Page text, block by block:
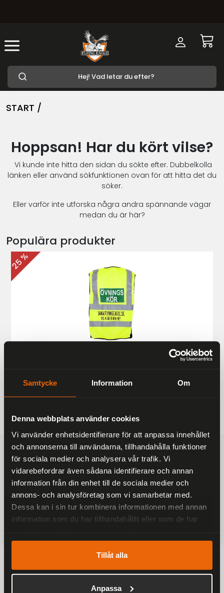
Samtycke Information Om
Denna webbplats använder cookies
Vi använder enhetsidentifierare för att anpassa innehållet
och annonserna till användarna, tillhandahålla funktioner
för sociala medier och analysera vår trafik. Vi
vidarebefordrar även sådana identifierare och annan
information från din enhet till de sociala medier och
annons- och analysföretag som vi samarbetar med.
Dessa kan i sin tur kombinera informationen med annan
information som du har tillhandahållit eller som de har
Tillåt alla
Anpassa
START /
Hoppsan! Har du kört vilse?
Vi kunde inte hitta den sidan du sökte efter. Dubbelkolla
länken eller använd sökfunktionen ovan för att hitta det du
söker.
Eller varför inte utforska några andra spännande vägar
medan du är här?
Populära produkter
25 %
187 kr
249 kr
FRAKTFRITT
På alla ordrar över 2000 kr
1-3 DAGAR LEVERANS
Inom Sverige med DHL
SÄKRA BETALNINGAR
Betalkort, Klarna eller Swish